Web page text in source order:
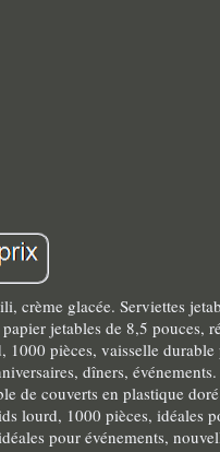
crème glacée. Serviettes
jetables de 8,5 pouces,
1000 pièces, vaisselle
dîners,
de couverts en plastique doré
lourd, 1000 pièces, idéales
pour événements,